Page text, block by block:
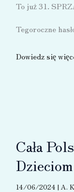
To już 31.
Tegoroczne
Sprzątanie
Dowiedz się
Cała
14/06/2024 | A.